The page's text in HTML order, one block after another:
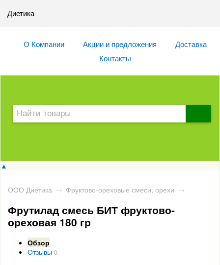
Диетика
О Компании Акции и предложения
Доставка
Контакты
▲
ООО Диетика → Фруктово-ореховые смеси, орехи →
Фрутилад смесь БИТ фруктово-
ореховая 180 гр
Обзор
Отзывы 0